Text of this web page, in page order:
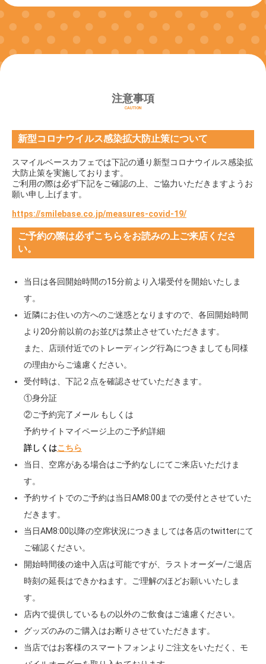
注意事項
CAUTION
新型コロナウイルス感染拡大防止策について
スマイルベースカフェでは下記の通り新型コロナウイルス感染拡
大防止策を実施しております。
ご利用の際は必ず下記をご確認の上、ご協力いただきますようお
願い申し上げます。
https://smilebase.co.jp/measures-covid-19/
ご予約の際は必ずこちらをお読みの上ご来店くださ
い。
当日は各回開始時間の15分前より入場受付を開始いたしま
す。
近隣にお住いの方へのご迷惑となりますので、各回開始時間
より20分前以前のお並びは禁止させていただきます。
また、店頭付近でのトレーディング行為につきましても同様
の理由からご遠慮ください。
受付時は、下記２点を確認させていただきます。
①身分証
②ご予約完了メール もしくは
予約サイトマイページ上のご予約詳細
詳しくはこちら
当日、空席がある場合はご予約なしにてご来店いただけま
す。
予約サイトでのご予約は当日AM8:00までの受付とさせていた
だきます。
当日AM8:00以降の空席状況につきましては各店のtwitterにて
ご確認ください。
開始時間後の途中入店は可能ですが、ラストオーダー/ご退店
時刻の延長はできかねます。ご理解のほどお願いいたしま
す。
店内で提供しているもの以外のご飲食はご遠慮ください。
グッズのみのご購入はお断りさせていただきます。
当店ではお客様のスマートフォンよりご注文をいただく、モ